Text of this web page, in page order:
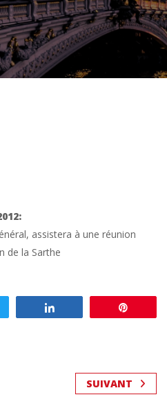
assistera à une réunion
de la Sarthe
SUIVANT